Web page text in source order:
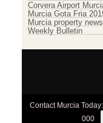
Corvera Airport
Murcia Gota Fria
Murcia property
Weekly Bulletin
Contact Murcia
000